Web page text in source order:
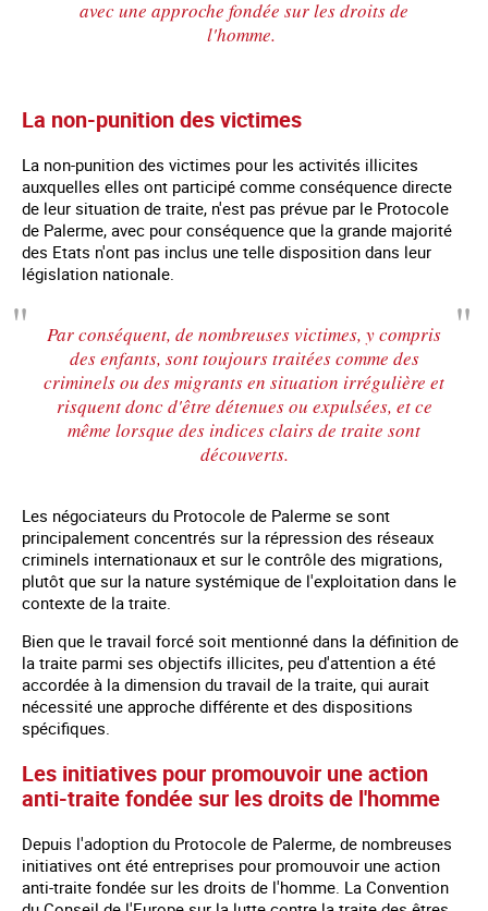
avec une approche fondée sur les droits de
l'homme.
La non-punition des victimes
La non-punition des victimes pour les activités illicites
auxquelles elles ont participé comme conséquence directe
de leur situation de traite, n'est pas prévue par le Protocole
de Palerme, avec pour conséquence que la grande majorité
des Etats n'ont pas inclus une telle disposition dans leur
législation nationale.
Par conséquent, de nombreuses victimes, y compris
des enfants, sont toujours traitées comme des
criminels ou des migrants en situation irrégulière et
risquent donc d'être détenues ou expulsées, et ce
même lorsque des indices clairs de traite sont
découverts.
Les négociateurs du Protocole de Palerme se sont
principalement concentrés sur la répression des réseaux
criminels internationaux et sur le contrôle des migrations,
plutôt que sur la nature systémique de l'exploitation dans le
contexte de la traite.
Bien que le travail forcé soit mentionné dans la définition de
la traite parmi ses objectifs illicites, peu d'attention a été
accordée à la dimension du travail de la traite, qui aurait
nécessité une approche différente et des dispositions
spécifiques.
Les initiatives pour promouvoir une action
anti-traite fondée sur les droits de l'homme
Depuis l'adoption du Protocole de Palerme, de nombreuses
initiatives ont été entreprises pour promouvoir une action
anti-traite fondée sur les droits de l'homme. La Convention